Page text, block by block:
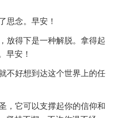
思念。早安！
放得下是一种解脱。拿得起
早安！
不好想到达这个世界上的任
，它可以支撑起你的信仰和